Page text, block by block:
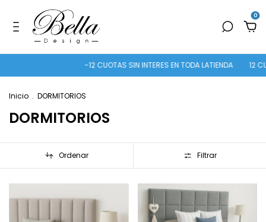
0
-12 CUOTAS SIN INTERES EN TODA LATIENDA 12 CUOTAS S/
Inicio . DORMITORIOS
DORMITORIOS
Ordenar Filtrar